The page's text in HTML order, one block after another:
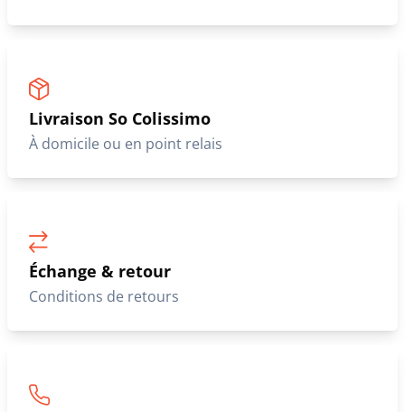
Livraison So Colissimo
À domicile ou en point relais
Échange & retour
Conditions de retours